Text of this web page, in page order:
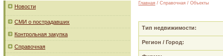
Новости
СМИ о пострадавших
Контрольная закупка
Справочная
Главная / Справочная / Объекты
Тип недвижимости:
Регион / Город: